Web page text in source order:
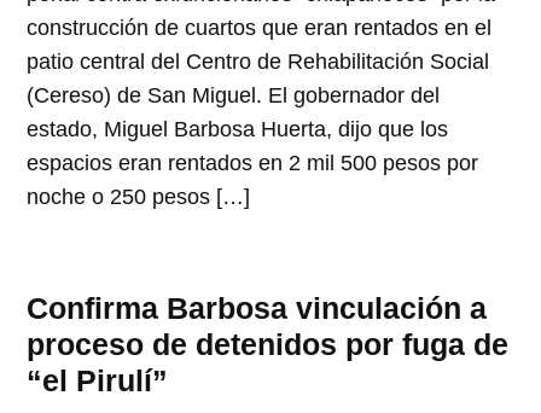
construcción de cuartos que eran rentados en el
patio central del Centro de Rehabilitación Social
(Cereso) de San Miguel. El gobernador del
estado, Miguel Barbosa Huerta, dijo que los
espacios eran rentados en 2 mil 500 pesos por
noche o 250 pesos […]
Confirma Barbosa vinculación a
proceso de detenidos por fuga de
“el Pirulí”